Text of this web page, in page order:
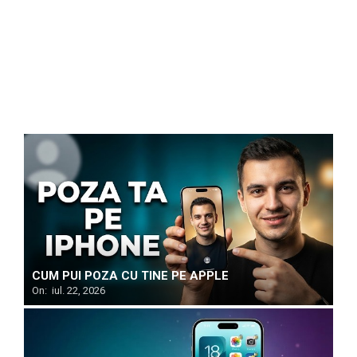
CUM PUI POZA CU TINE PE APPLE
On: iul. 22, 2026